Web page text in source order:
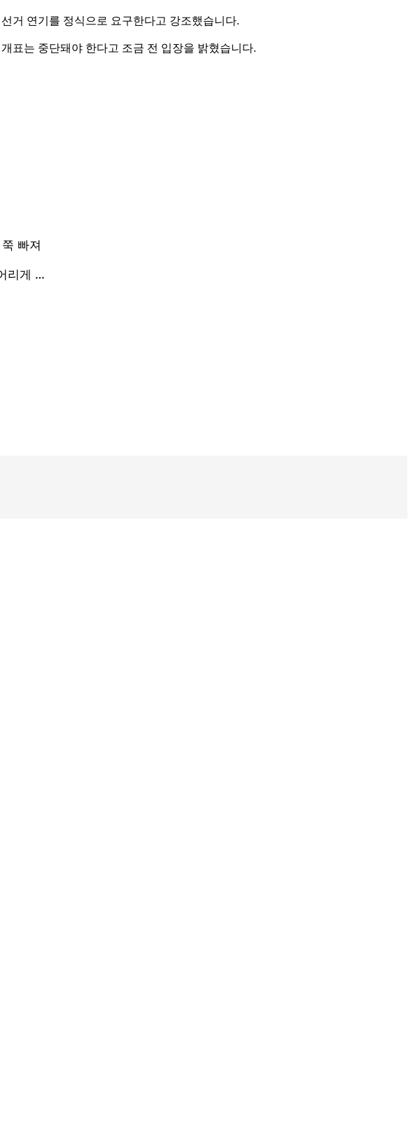
거 연기를 정식으로 요구한다고 강조했습니다.
표는 중단돼야 한다고 조금 전 입장을 밝혔습니다.